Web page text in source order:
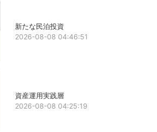
新たな民泊投資
2026-08-08 04:46:51
資産運用実践層
2026-08-08 04:25:19